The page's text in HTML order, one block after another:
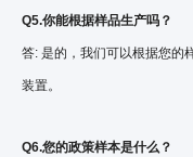
Q5.你能根据样品生产吗？
答: 是的，我们可以根据您的
装置。
Q6.您的政策样本是什么？